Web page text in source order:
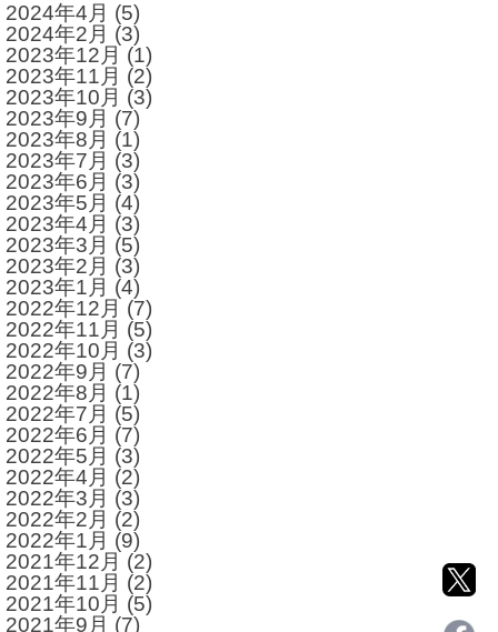
2024年4月 (5)
2024年2月 (3)
2023年12月 (1)
2023年11月 (2)
2023年10月 (3)
2023年9月 (7)
2023年8月 (1)
2023年7月 (3)
2023年6月 (3)
2023年5月 (4)
2023年4月 (3)
2023年3月 (5)
2023年2月 (3)
2023年1月 (4)
2022年12月 (7)
2022年11月 (5)
2022年10月 (3)
2022年9月 (7)
2022年8月 (1)
2022年7月 (5)
2022年6月 (7)
2022年5月 (3)
2022年4月 (2)
2022年3月 (3)
2022年2月 (2)
2022年1月 (9)
2021年12月 (2)
2021年11月 (2)
2021年10月 (5)
2021年9月 (7)